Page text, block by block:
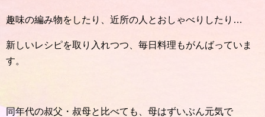
趣味の編み物をしたり、近所の人とおしゃべりしたり…
新しいレシピを取り入れつつ、毎日料理もがんばっていま
す。
同年代の叔父・叔母と比べても、母はずいぶん元気で